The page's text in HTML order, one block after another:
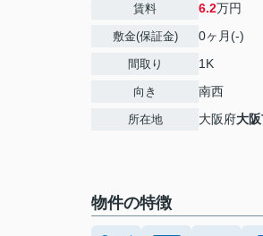
賃料 6.2万円
敷金(保証金) 0ヶ月(-)
間取り 1K
向き 南西
所在地 大阪府大
物件の特徴